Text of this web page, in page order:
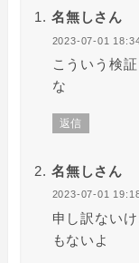
名無しさん
2023-07-01
こういう検
な
返信
名無しさん
2023-07-01
申し訳ない
もないよ